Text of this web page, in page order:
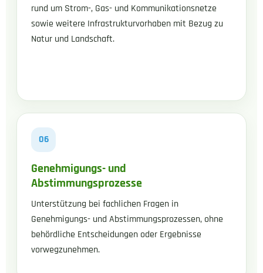
rund um Strom-, Gas- und Kommunikationsnetze
sowie weitere Infrastrukturvorhaben mit Bezug zu
Natur und Landschaft.
06
Genehmigungs- und
Abstimmungsprozesse
Unterstützung bei fachlichen Fragen in
Genehmigungs- und Abstimmungsprozessen, ohne
behördliche Entscheidungen oder Ergebnisse
vorwegzunehmen.